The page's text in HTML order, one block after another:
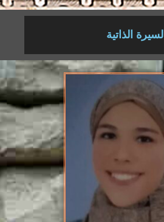
السيرة الذاتية